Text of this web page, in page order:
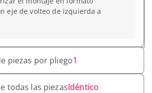
eje de volteo de izquierda a
piezas por pliego1
todas las piezasIdéntico